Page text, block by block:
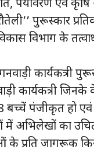
पर्यावरण एवं कृषि
पुरूस्कार
विभाग के
कार्यकत्री
कार्यकत्री
बच्चें पंजीकृत हो
में अभिलेखों का
प्रति जागरूक